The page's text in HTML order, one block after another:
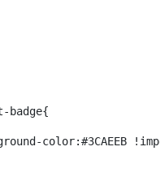
badge{
color:#3CAEEB